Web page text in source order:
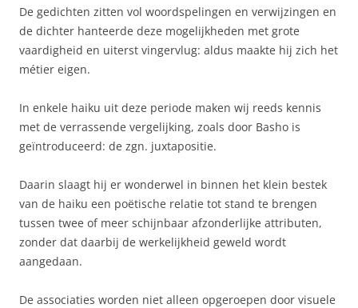
De gedichten zitten vol woordspelingen en verwijzingen en
de dichter hanteerde deze mogelijkheden met grote
vaardigheid en uiterst vingervlug: aldus maakte hij zich het
métier eigen.
In enkele haiku uit deze periode maken wij reeds kennis
met de verrassende vergelijking, zoals door Basho is
geïntroduceerd: de zgn. juxtapositie.
Daarin slaagt hij er wonderwel in binnen het klein bestek
van de haiku een poëtische relatie tot stand te brengen
tussen twee of meer schijnbaar afzonderlijke attributen,
zonder dat daarbij de werkelijkheid geweld wordt
aangedaan.
De associaties worden niet alleen opgeroepen door visuele